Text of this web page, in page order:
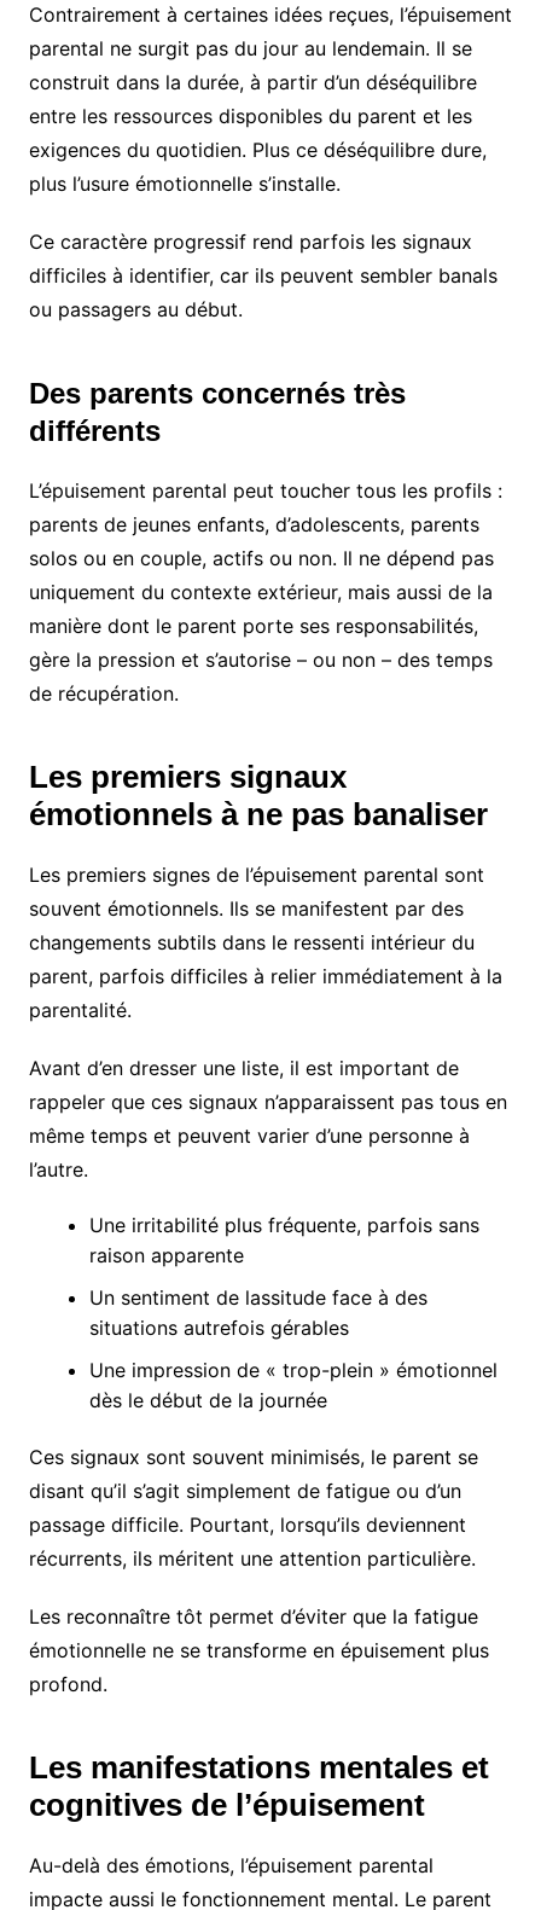
Contrairement à certaines idées reçues, l’épuisement
parental ne surgit pas du jour au lendemain. Il se
construit dans la durée, à partir d’un déséquilibre
entre les ressources disponibles du parent et les
exigences du quotidien. Plus ce déséquilibre dure,
plus l’usure émotionnelle s’installe.
Ce caractère progressif rend parfois les signaux
difficiles à identifier, car ils peuvent sembler banals
ou passagers au début.
Des parents concernés très
différents
L’épuisement parental peut toucher tous les profils :
parents de jeunes enfants, d’adolescents, parents
solos ou en couple, actifs ou non. Il ne dépend pas
uniquement du contexte extérieur, mais aussi de la
manière dont le parent porte ses responsabilités,
gère la pression et s’autorise – ou non – des temps
de récupération.
Les premiers signaux
émotionnels à ne pas banaliser
Les premiers signes de l’épuisement parental sont
souvent émotionnels. Ils se manifestent par des
changements subtils dans le ressenti intérieur du
parent, parfois difficiles à relier immédiatement à la
parentalité.
Avant d’en dresser une liste, il est important de
rappeler que ces signaux n’apparaissent pas tous en
même temps et peuvent varier d’une personne à
l’autre.
Une irritabilité plus fréquente, parfois sans
raison apparente
Un sentiment de lassitude face à des
situations autrefois gérables
Une impression de « trop-plein » émotionnel
dès le début de la journée
Ces signaux sont souvent minimisés, le parent se
disant qu’il s’agit simplement de fatigue ou d’un
passage difficile. Pourtant, lorsqu’ils deviennent
récurrents, ils méritent une attention particulière.
Les reconnaître tôt permet d’éviter que la fatigue
émotionnelle ne se transforme en épuisement plus
profond.
Les manifestations mentales et
cognitives de l’épuisement
Au-delà des émotions, l’épuisement parental
impacte aussi le fonctionnement mental. Le parent